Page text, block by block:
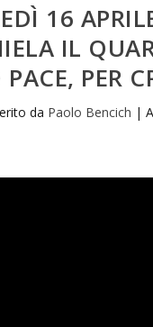
16
IL
PACE, PER
da Paolo Bencich |